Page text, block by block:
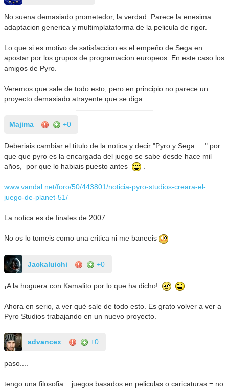
No suena demasiado prometedor, la verdad. Parece la enesima
adaptacion generica y multimplataforma de la pelicula de rigor.
Lo que si es motivo de satisfaccion es el empeño de Sega en
apostar por los grupos de programacion europeos. En este caso los
amigos de Pyro.
Veremos que sale de todo esto, pero en principio no parece un
proyecto demasiado atrayente que se diga...
Majima +0
Deberiais cambiar el titulo de la notica y decir "Pyro y Sega....." por
que que pyro es la encargada del juego se sabe desde hace mil
años, por que lo habiais puesto antes
www.vandal.net/foro/50/443801/noticia-pyro-studios-creara-el-
juego-de-planet-51/
La notica es de finales de 2007.
No os lo tomeis como una critica ni me baneeis
Jackaluichi +0
¡A la hoguera con Kamalito por lo que ha dicho!
Ahora en serio, a ver qué sale de todo esto. Es grato volver a ver a
Pyro Studios trabajando en un nuevo proyecto.
advancex +0
paso....
tengo una filosofia... juegos basados en peliculas o caricaturas = no